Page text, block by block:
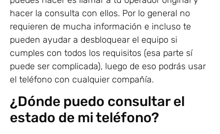
hacer la consulta con ellos. Por lo general no
requieren de mucha información e incluso te
pueden ayudar a desbloquear el equipo si
cumples con todos los requisitos (esa parte sí
puede ser complicada), luego de eso podrás usar
el teléfono con cualquier compañía.
¿Dónde puedo consultar el
estado de mi teléfono?